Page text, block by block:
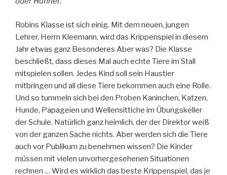
Robins Klasse ist sich einig. Mit dem neuen, jungen
Lehrer, Herrn Kleemann, wird das Krippenspiel in diesem
Jahr etwas ganz Besonderes Aber was? Die Klasse
beschließt, dass dieses Mal auch echte Tiere im Stall
mitspielen sollen. Jedes Kind soll sein Haustier
mitbringen und all diese Tiere bekommen auch eine Rolle.
Und so tummeln sich bei den Proben Kaninchen, Katzen,
Hunde, Papageien und Wellensittiche im Übungskeller
der Schule. Natürlich ganz heimlich, der der Direktor weiß
von der ganzen Sache nichts. Aber werden sich die Tiere
auch vor Publikum zu benehmen wissen? Die Kinder
müssen mit vielen unvorhergesehenen Situationen
rechnen … Wird es wirklich das beste Krippenspiel, das je